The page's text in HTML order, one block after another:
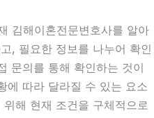
김해이혼전문변호사를 알아
, 필요한 정보를 나누어 확인
문의를 통해 확인하는 것이
에 따라 달라질 수 있는 요소
해 현재 조건을 구체적으로